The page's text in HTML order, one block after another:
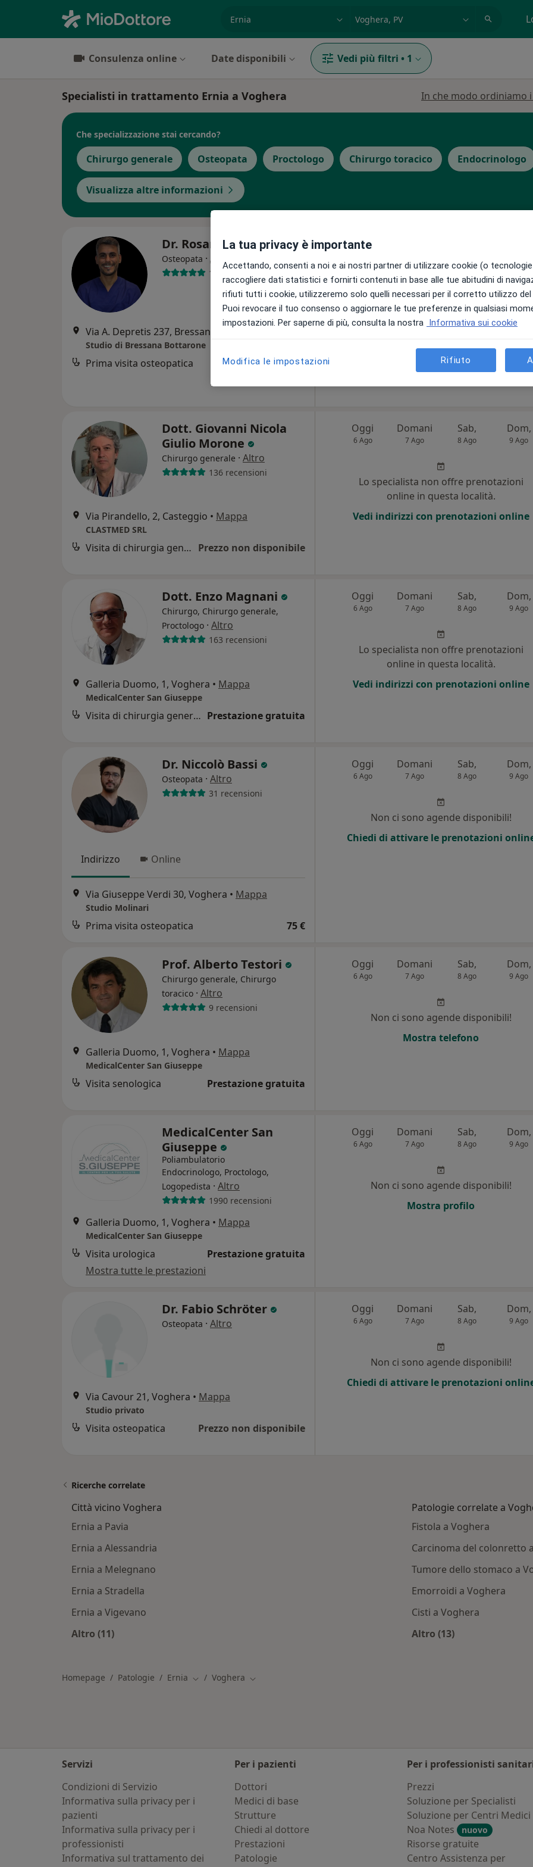
Consulenza online Date disponibili Vedi più filtri • 1
Specialisti in trattamento Ernia a Voghera In che modo ordiniamo
Che specializzazione stai cercando?
Chirurgo generale Osteopata Proctologo Chirurgo toracico Endocrinologo
Visualizza altre informazioni
Dr. Rosario Abramo
Osteopata · Altro
102 recensioni
Via A. Depretis 237, Bressana Bottarone Mappa
Studio di Bressana Bottarone
Prima visita osteopatica 70 €
Oggi
Non ci sono agende disponibili!
Chiedi di attivare le prenotazioni online
Dott. Giovanni Nicola
Giulio Morone
Chirurgo generale · Altro
136 recensioni
Via Pirandello, 2, Casteggio • Mappa
CLASTMED SRL
Visita di chirurgia generale Prezzo non disponibile
Oggi
6 Ago
Domani
7 Ago
Sab,
8 Ago
Dom,
9 Ago
Lo specialista non offre prenotazioni
online in questa località.
Vedi indirizzi con prenotazioni online
Dott. Enzo Magnani
Chirurgo, Chirurgo generale,
Proctologo · Altro
163 recensioni
Galleria Duomo, 1, Voghera • Mappa
MedicalCenter San Giuseppe
Visita di chirurgia generale Prestazione gratuita
Oggi
6 Ago
Domani
7 Ago
Sab,
8 Ago
Dom,
9 Ago
Lo specialista non offre prenotazioni
online in questa località.
Vedi indirizzi con prenotazioni online
Dr. Niccolò Bassi
Osteopata · Altro
31 recensioni
Indirizzo Online
Via Giuseppe Verdi 30, Voghera • Mappa
Studio Molinari
Prima visita osteopatica 75 €
Oggi
6 Ago
Domani
7 Ago
Sab,
8 Ago
Dom,
9 Ago
Non ci sono agende disponibili!
Chiedi di attivare le prenotazioni
Prof. Alberto Testori
Chirurgo generale, Chirurgo
toracico · Altro
9 recensioni
Galleria Duomo, 1, Voghera • Mappa
MedicalCenter San Giuseppe
Visita senologica Prestazione gratuita
Oggi
6 Ago
Domani
7 Ago
Sab,
8 Ago
Dom,
9 Ago
Non ci sono agende disponibili!
Mostra telefono
MedicalCenter San
Giuseppe
Poliambulatorio
Endocrinologo, Proctologo,
Logopedista · Altro
1990 recensioni
Galleria Duomo, 1, Voghera • Mappa
MedicalCenter San Giuseppe
Visita urologica
Prestazione gratuita
Mostra tutte le prestazioni
Oggi
6 Ago
Domani
7 Ago
Sab,
8 Ago
Dom,
9 Ago
Non ci sono agende disponibili!
Mostra profilo
Dr. Fabio Schröter
Osteopata · Altro
Via Cavour 21, Voghera • Mappa
Studio privato
Visita osteopatica Prezzo non disponibile
Oggi
6 Ago
Domani
7 Ago
Sab,
8 Ago
Dom,
9 Ago
Non ci sono agende disponibili!
Chiedi di attivare le prenotazioni
Ricerche correlate
Città vicino Voghera
Ernia a Pavia
Ernia a Alessandria
Ernia a Melegnano
Ernia a Stradella
Ernia a Vigevano
Altro (11)
Patologie correlate a
Fistola a Voghera
Carcinoma del colonretto
Tumore dello stomaco a
Emorroidi a Voghera
Cisti a Voghera
Altro (13)
Homepage Patologie Ernia Cambia città
Voghera Cambia città
Servizi
Condizioni di Servizio
Informativa sulla privacy per i
pazienti
Informativa sulla privacy per i
professionisti
Informativa sul trattamento dei
Per i pazienti
Dottori
Medici di base
Strutture
Chiedi al dottore
Prestazioni
Patologie
Per i professionisti
Prezzi
Soluzione per Specialisti
Soluzione per Centri Medici
Noa Notes
nuovo
Risorse gratuite
Centro Assistenza per
La tua privacy è importante
Accettando, consenti a noi e ai nostri partner di utilizzare cookie (o
raccogliere dati statistici e fornirti contenuti in base alle tue abitudini di
rifiuti tutti i cookie, utilizzeremo solo quelli necessari per il corretto utilizzo
Puoi revocare il tuo consenso o aggiornare le tue preferenze in qualsiasi
impostazioni. Per saperne di più, consulta la nostra
Informativa sui cookie
Modifica le impostazioni Rifiuto